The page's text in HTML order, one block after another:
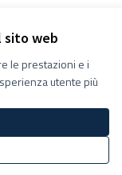
sito web
le prestazioni e i
utente più